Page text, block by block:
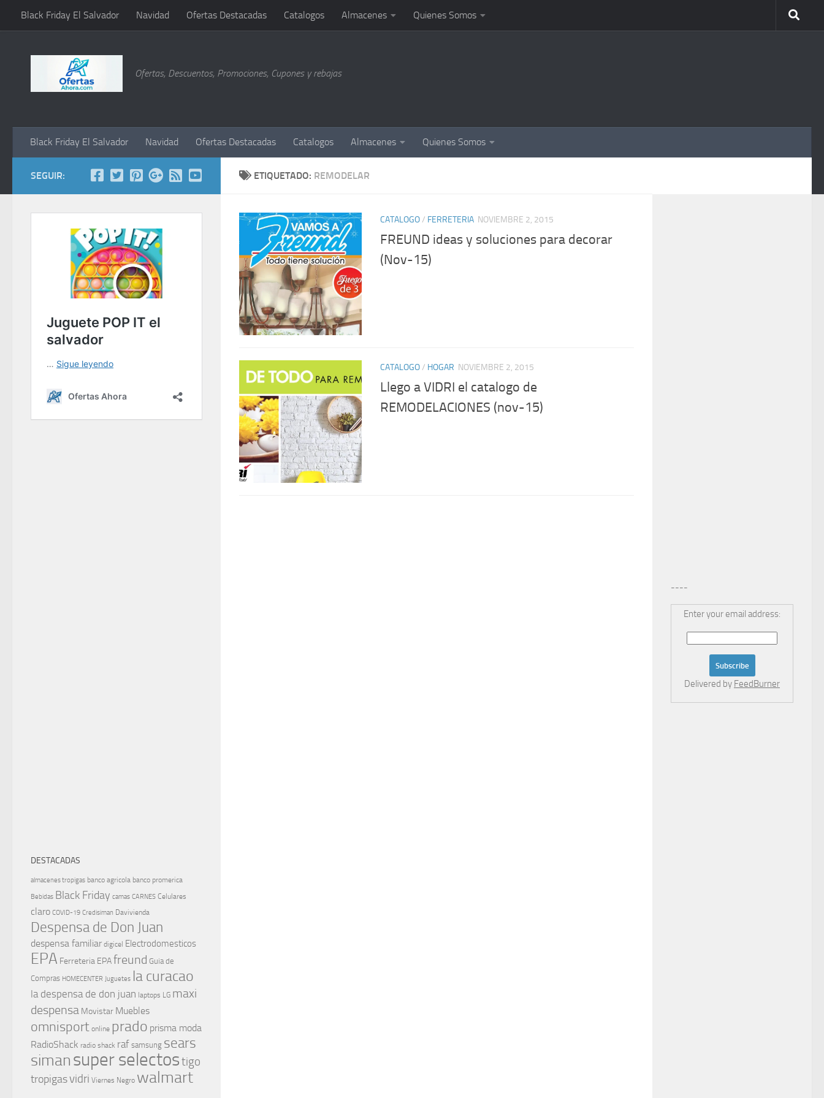
Saltar al contenido
Black Friday El Salvador Navidad Ofertas Destacadas Catalogos Almacenes Quienes Somos
Ofertas, Descuentos, Promociones, Cupones y rebajas
Black Friday El Salvador Navidad Ofertas Destacadas Catalogos Almacenes Quienes Somos
ETIQUETADO: REMODELAR
CATALOGO/ FERRETERIA NOVIEMBRE 2, 2015
FREUND ideas y soluciones para decorar
(Nov-15)
CATALOGO/ HOGAR NOVIEMBRE 2, 2015
Llego a VIDRI el catalogo de
REMODELACIONES (nov-15)
SEGUIR:
DESTACADAS
almacenes tropigas banco agricola banco promerica
Bebidas Black Friday camas CARNES Celulares
claro COVID-19 Credisiman Davivienda
Despensa de Don Juan
despensa familiar digicel Electrodomesticos
EPA Ferreteria EPAfreund Guia de
Compras HOMECENTER Juguetes la curacao
la despensa de don juan laptops LG maxi
despensa Movistar Muebles
omnisport online prado prisma moda
RadioShack radio shack raf samsung sears
simansuper selectostigo
tropigasvidri Viernes Negro walmart
----
Enter your email address:
Delivered by FeedBurner